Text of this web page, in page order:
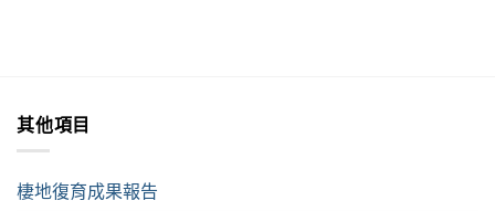
其他項目
棲地復育成果報告